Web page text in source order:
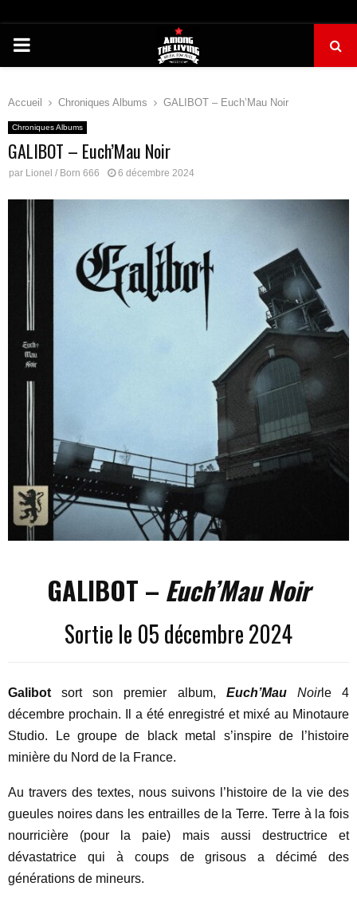
PRIMARY
Accueil Chroniques Albums GALIBOT – Euch’Mau Noir
Chroniques Albums
GALIBOT – Euch’Mau Noir
par Lionel / Born 666 6 décembre 2024
GALIBOT – Euch’Mau Noir
Sortie le 05 décembre 2024
Galibot sort son premier album, Euch’MauNoirle 4
décembre prochain. Il a été enregistré et mixé au Minotaure
Studio. Le groupe de black metal s’inspire de l’histoire
minière du Nord de la France.
Au travers des textes, nous suivons l’histoire de la vie des
gueules noires dans les entrailles de la Terre. Terre à la fois
nourricière (pour la paie) mais aussi destructrice et
dévastatrice qui à coups de grisous a décimé des
générations de mineurs.